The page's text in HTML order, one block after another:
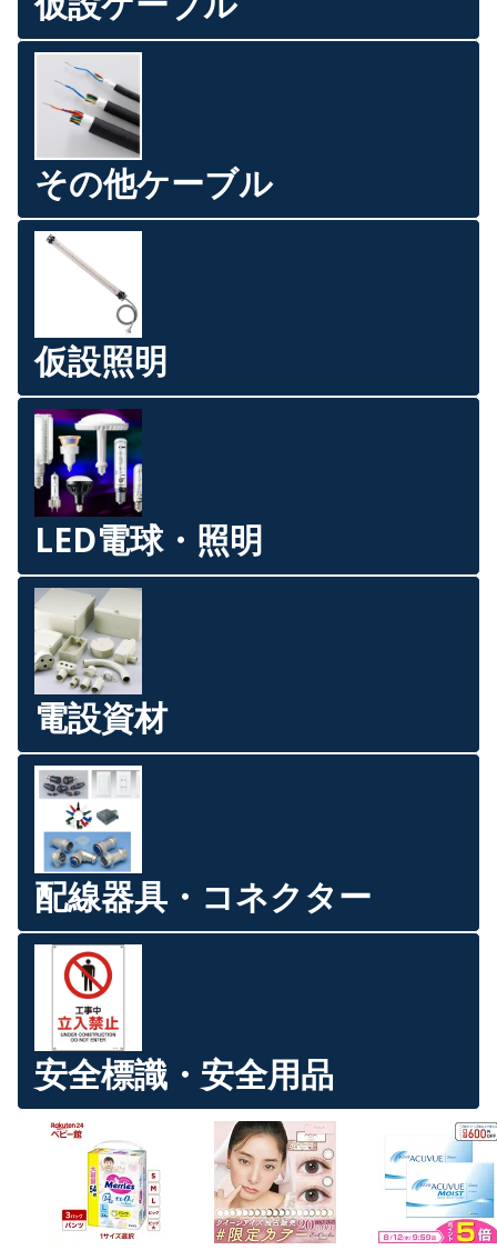
その他ケーブル
仮設照明
LED電球・照明
電設資材
配線器具・コネクター
安全標識・安全用品